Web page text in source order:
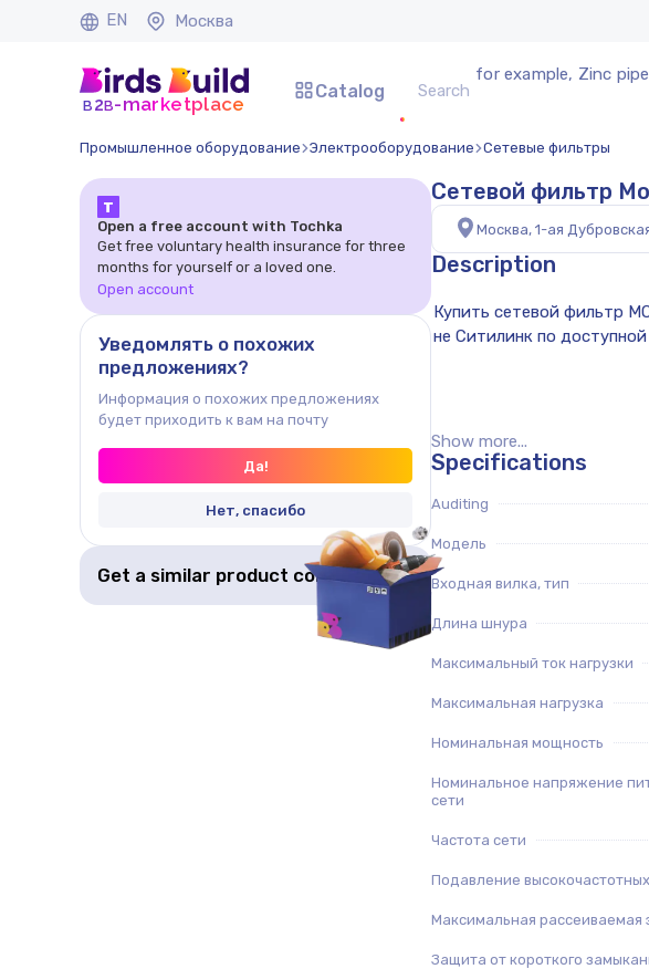
EN Москва
b2b-marketplace
Catalog
for example, Zinc
Промышленное оборудование Электрооборудование Сетевые фильтры
Т
Open a free account with Tochka
Get free voluntary health insurance for three
months for yourself or a loved one.
Open account
Уведомлять о похожих
предложениях?
Информация о похожих предложениях
будет приходить к вам на почту
Да!
Нет, спасибо
Get a similar product collection
Сетевой фильтр
Москва, 1-ая
Description
Show more...
Specifications
Auditing
Модель
Входная вилка, тип
Длина шнура
Максимальный ток нагрузки
Максимальная нагрузка
Номинальная мощность
Номинальное напряжение
сети
Частота сети
Подавление
Максимальная рассеиваемая
Защита от короткого